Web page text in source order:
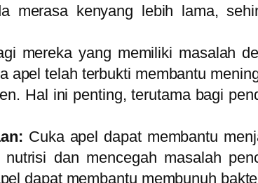
merasa kenyang lebih lama,
mereka yang memiliki masalah
apel telah terbukti membantu
Hal ini penting, terutama bagi
Cuka apel dapat membantu
nutrisi dan mencegah masalah
dapat membantu membunuh